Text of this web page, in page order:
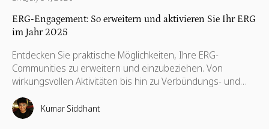
ERG-Engagement: So erweitern und aktivieren Sie Ihr ERG
im Jahr 2025
Entdecken Sie praktische Möglichkeiten, Ihre ERG-
Communities zu erweitern und einzubeziehen. Von
wirkungsvollen Aktivitäten bis hin zu Verbündungs- und
Führungsstrategien — dieser Leitfaden hilft ERGs, bei der
Arbeit echte Verbindungen herzustellen und
Veränderungen herbeizuführen.
Kumar Siddhant